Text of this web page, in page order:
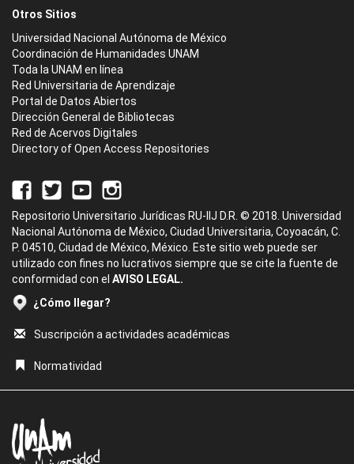
Otros Sitios
Universidad Nacional Autónoma de México
Coordinación de Humanidades UNAM
Toda la UNAM en línea
Red Universitaria de Aprendizaje
Portal de Datos Abiertos
Dirección General de Bibliotecas
Red de Acervos Digitales
Directory of Open Access Repositories
Repositorio Universitario Jurídicas RU-IIJ D.R. © 2018. Universidad
Nacional Autónoma de México, Ciudad Universitaria, Coyoacán, C.
P. 04510, Ciudad de México, México. Este sitio web puede ser
utilizado con fines no lucrativos siempre que se cite la fuente de
conformidad con el AVISO LEGAL.
¿Cómo llegar?
Suscripción a actividades académicas
Normatividad